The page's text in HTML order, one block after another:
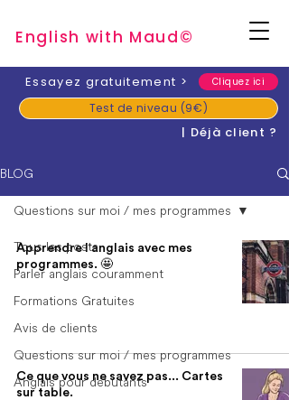
English with Maud©
​Essayez gratuitement > Cliquez ici
Test de niveau (9€)
| Déjà client ?
BLOG
Tous les posts
Parler anglais couramment
Formations Gratuites
Avis de clients
Questions sur moi / mes programmes
Anglais pour débutants
Questions sur moi / mes programmes
Apprendre l'anglais avec mes
programmes. 🤩
Ce que vous ne savez pas... Cartes
sur table.